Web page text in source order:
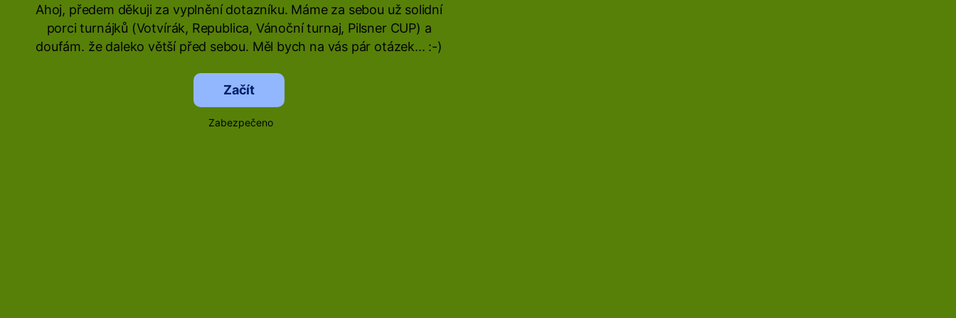
Ahoj, předem děkuji za vyplnění dotazníku. Máme za sebou už solidní
porci turnájků (Votvírák, Republica, Vánoční turnaj, Pilsner CUP) a
doufám. že daleko větší před sebou. Měl bych na vás pár otázek... :-)
Začít
Zabezpečeno